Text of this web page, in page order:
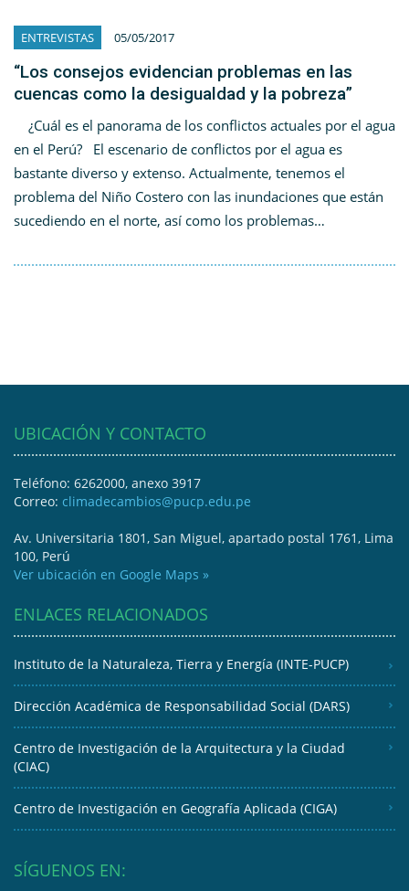
ENTREVISTAS 05/05/2017
“Los consejos evidencian problemas en las
cuencas como la desigualdad y la pobreza”
¿Cuál es el panorama de los conflictos actuales por el agua
en el Perú? El escenario de conflictos por el agua es
bastante diverso y extenso. Actualmente, tenemos el
problema del Niño Costero con las inundaciones que están
sucediendo en el norte, así como los problemas…
UBICACIÓN Y CONTACTO
Teléfono: 6262000, anexo 3917
Correo: climadecambios@pucp.edu.pe
Av. Universitaria 1801, San Miguel, apartado postal 1761, Lima
100, Perú
Ver ubicación en Google Maps »
ENLACES RELACIONADOS
Instituto de la Naturaleza, Tierra y Energía (INTE-PUCP)
Dirección Académica de Responsabilidad Social (DARS)
Centro de Investigación de la Arquitectura y la Ciudad
(CIAC)
Centro de Investigación en Geografía Aplicada (CIGA)
SÍGUENOS EN: